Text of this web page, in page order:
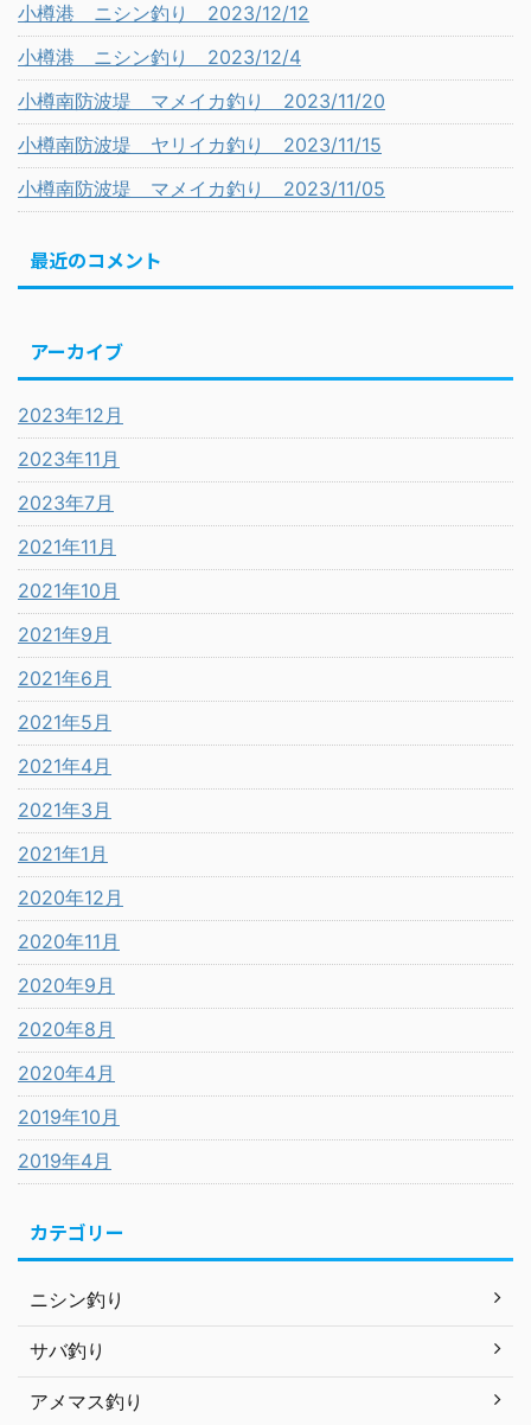
小樽港 ニシン釣り 2023/12/12
小樽港 ニシン釣り 2023/12/4
小樽南防波堤 マメイカ釣り 2023/11/20
小樽南防波堤 ヤリイカ釣り 2023/11/15
小樽南防波堤 マメイカ釣り 2023/11/05
最近のコメント
アーカイブ
2023年12月
2023年11月
2023年7月
2021年11月
2021年10月
2021年9月
2021年6月
2021年5月
2021年4月
2021年3月
2021年1月
2020年12月
2020年11月
2020年9月
2020年8月
2020年4月
2019年10月
2019年4月
カテゴリー
ニシン釣り
サバ釣り
アメマス釣り